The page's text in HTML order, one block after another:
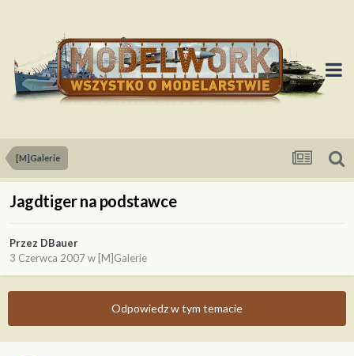
[M]Galerie
Jagdtiger na podstawce
Przez DBauer
3 Czerwca 2007w [M]Galerie
Odpowiedz w tym temacie